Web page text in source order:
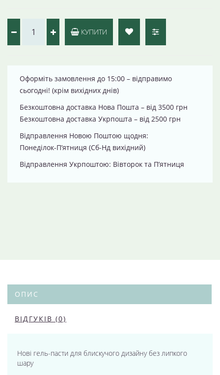
КУПИТИ
Оформіть замовлення до 15:00 – відправимо
сьогодні! (крім вихідних днів)
Безкоштовна доставка Нова Пошта – від 3500 грн
Безкоштовна доставка Укрпошта – від 2500 грн
Відправлення Новою Поштою щодня:
Понеділок-П’ятниця (Сб-Нд вихідний)
Відправлення Укрпоштою: Вівторок та П’ятниця
ОПИС
ВІДГУКІВ (0)
Нові гель-пасти для блискучого дизайну без липкого
шару